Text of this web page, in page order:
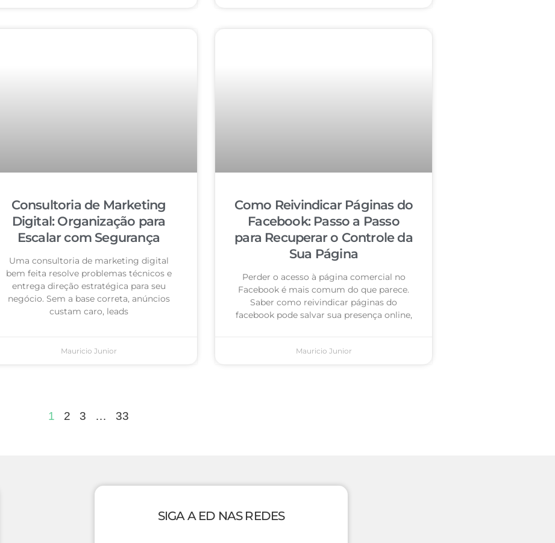
Consultoria de Marketing
Digital: Organização para
Escalar com Segurança
Uma consultoria de marketing digital
bem feita resolve problemas técnicos e
entrega direção estratégica para seu
negócio. Sem a base correta, anúncios
custam caro, leads
Mauricio Junior
Como Reivindicar Páginas do
Facebook: Passo a Passo
para Recuperar o Controle da
Sua Página
Perder o acesso à página comercial no
Facebook é mais comum do que parece.
Saber como reivindicar páginas do
facebook pode salvar sua presença online,
Mauricio Junior
1 2 3 … 33
SIGA A ED NAS REDES